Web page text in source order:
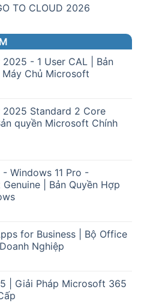
TO CLOUD 2026
- 1 User CAL | Bản
Máy Chủ Microsoft
2025 Standard 2 Core
quyền Microsoft Chính
- Windows 11 Pro -
| Bản Quyền Hợp
for Business | Bộ Office
Nghiệp
| Giải Pháp Microsoft 365